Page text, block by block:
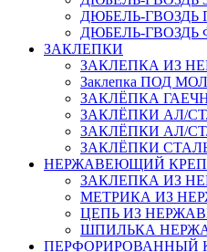
ДЮБЕЛЬ-ГВОЗДЬ
ДЮБЕЛЬ-
ЗАКЛЕПКИ
ЗАКЛЕПКА ИЗ
Заклепка ПОД
ЗАКЛЁПКА
ЗАКЛЁПКИ АЛ/
ЗАКЛЁПКИ АЛ/
ЗАКЛЁПКИ
НЕРЖАВЕЮЩИЙ
ЗАКЛЕПКА ИЗ
МЕТРИКА ИЗ
ЦЕПЬ ИЗ
ШПИЛЬКА
ПЕРФОРИРОВАННЫЙ